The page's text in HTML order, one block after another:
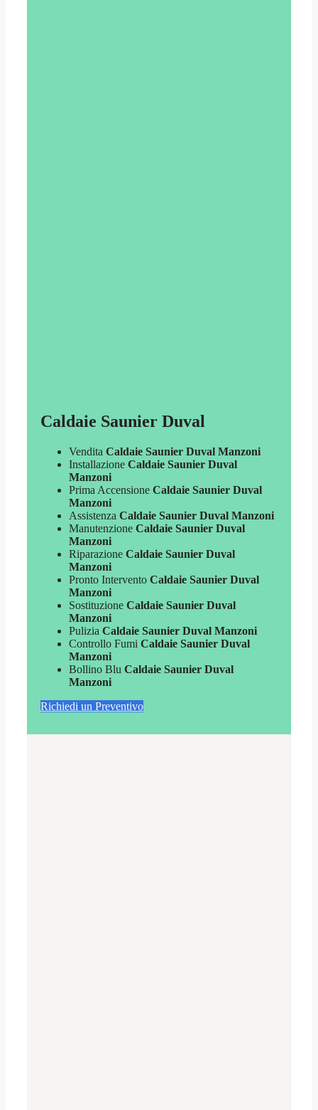
Caldaie Saunier Duval
Vendita Caldaie Saunier Duval Manzoni
Installazione Caldaie Saunier Duval
Manzoni
Prima Accensione Caldaie Saunier Duval
Manzoni
Assistenza Caldaie Saunier Duval Manzoni
Manutenzione Caldaie Saunier Duval
Manzoni
Riparazione Caldaie Saunier Duval
Manzoni
Pronto Intervento Caldaie Saunier Duval
Manzoni
Sostituzione Caldaie Saunier Duval
Manzoni
Pulizia Caldaie Saunier Duval Manzoni
Controllo Fumi Caldaie Saunier Duval
Manzoni
Bollino Blu Caldaie Saunier Duval
Manzoni
Richiedi un Preventivo